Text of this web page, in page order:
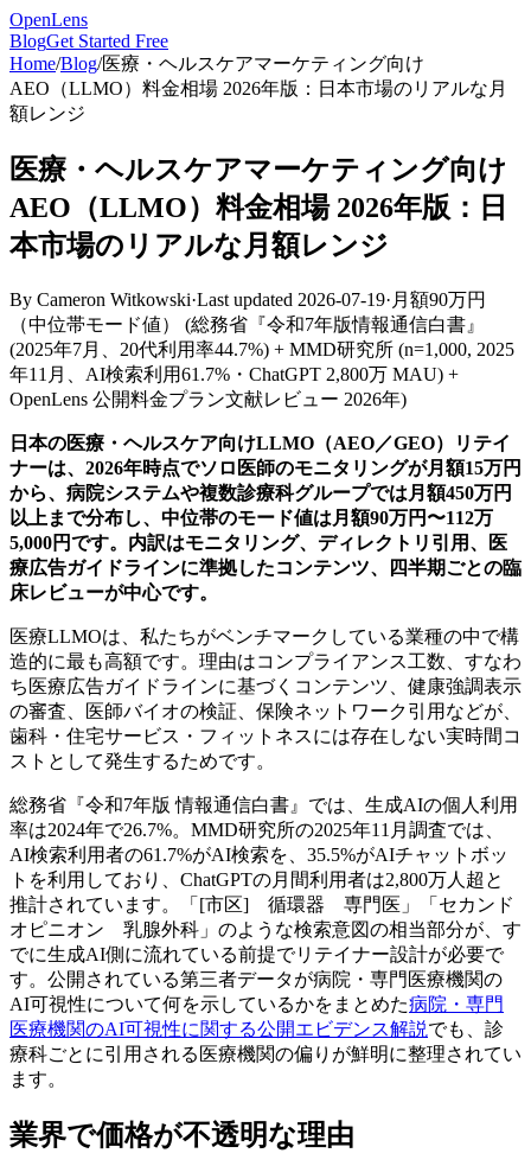
OpenLens
BlogGet Started Free
Home/Blog/医療・ヘルスケアマーケティング向け
AEO（LLMO）料金相場 2026年版：日本市場のリアルな月
額レンジ
医療・ヘルスケアマーケティング向け
AEO（LLMO）料金相場 2026年版：日
本市場のリアルな月額レンジ
By Cameron Witkowski·Last updated 2026-07-19· 月額90万円
（中位帯モード値）
(総務省『令和7年版情報通信白書』
(2025年7月、20代利用率44.7%) + MMD研究所 (n=1,000, 2025
年11月、AI検索利用61.7%・ChatGPT 2,800万 MAU) +
OpenLens 公開料金プラン文献レビュー 2026年)
日本の医療・ヘルスケア向けLLMO（AEO／GEO）リテイ
ナーは、2026年時点でソロ医師のモニタリングが月額15万円
から、病院システムや複数診療科グループでは月額450万円
以上まで分布し、中位帯のモード値は月額90万円〜112万
5,000円です。内訳はモニタリング、ディレクトリ引用、医
療広告ガイドラインに準拠したコンテンツ、四半期ごとの臨
床レビューが中心です。
医療LLMOは、私たちがベンチマークしている業種の中で構
造的に最も高額です。理由はコンプライアンス工数、すなわ
ち医療広告ガイドラインに基づくコンテンツ、健康強調表示
の審査、医師バイオの検証、保険ネットワーク引用などが、
歯科・住宅サービス・フィットネスには存在しない実時間コ
ストとして発生するためです。
総務省『令和7年版 情報通信白書』では、生成AIの個人利用
率は2024年で26.7%。MMD研究所の2025年11月調査では、
AI検索利用者の61.7%がAI検索を、35.5%がAIチャットボッ
トを利用しており、ChatGPTの月間利用者は2,800万人超と
推計されています。「[市区] 循環器 専門医」「セカンド
オピニオン 乳腺外科」のような検索意図の相当部分が、す
でに生成AI側に流れている前提でリテイナー設計が必要で
す。公開されている第三者データが病院・専門医療機関の
AI可視性について何を示しているかをまとめた病院・専門
医療機関のAI可視性に関する公開エビデンス解説でも、診
療科ごとに引用される医療機関の偏りが鮮明に整理されてい
ます。
業界で価格が不透明な理由